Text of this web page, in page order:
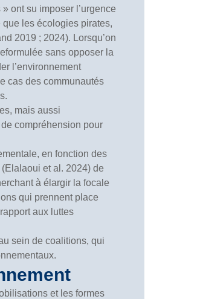
ont su imposer l’urgence
que les écologies pirates,
2019 ; 2024). Lorsqu’on
sans opposer la
l’environnement
cas des communautés
mais aussi
compréhension pour
en fonction des
et al. 2024) de
à élargir la focale
qui prennent place
aux luttes
sein de coalitions, qui
et les formes